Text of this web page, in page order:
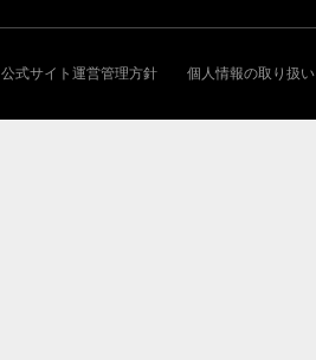
公式サイト運営管理方針 個人情報の取り扱い